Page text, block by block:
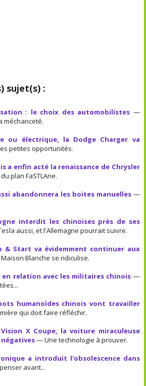
sujet(s) :
: le choix des automobilistes —
méchanceté.
ou électrique, la Dodge Charger va
petites opportunités.
a enfin acté la renaissance de Chrysler
plan FaSTLAne.
abandonnera les boites manuelles—
interdit les chinoises près de ses
aussi, et l'Allemagne pourrait suivre.
& Start va évidemment continuer aux
Blanche se ridiculise.
en relation avec les militaires chinois —
humanoïdes chinois vont travailler
qui doit faire réfléchir.
Vision X Coupe, la voiture miraculeuse
négatives— Une technologie à prouver.
a introduit l'obsolescence dans
avant...